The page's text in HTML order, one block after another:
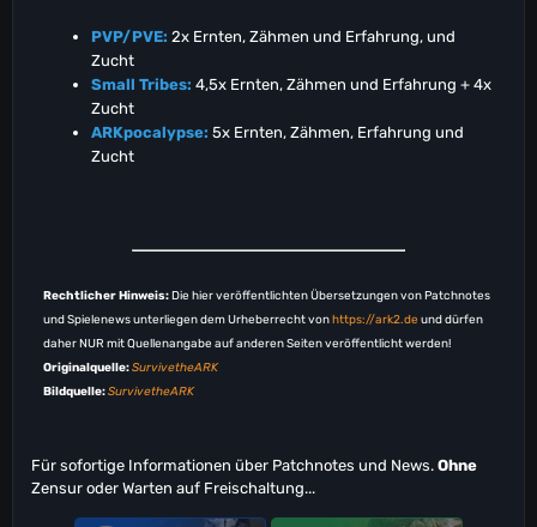
PVP/PVE: 2x Ernten, Zähmen und Erfahrung, und
Zucht
Small Tribes: 4,5x Ernten, Zähmen und Erfahrung + 4x
Zucht
ARKpocalypse: 5x Ernten, Zähmen, Erfahrung und
Zucht
Rechtlicher Hinweis:Die hier veröffentlichten Übersetzungen von Patchnotes
und Spielenews unterliegen dem Urheberrecht vonhttps://ark2.de und dürfen
daher NUR mit Quellenangabe auf anderen Seiten veröffentlicht werden!
Originalquelle:SurvivetheARK
Bildquelle:SurvivetheARK
Für sofortige Informationen über Patchnotes und News. Ohne
Zensur oder Warten auf Freischaltung...